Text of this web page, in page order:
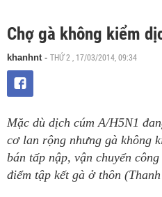
Chợ gà không kiểm
khanhnt- THỨ 2 , 17/03/2014, 09:34
Mặc dù dịch cúm A/H5N1
cơ lan rộng nhưng gà không
bán tấp nập, vận chuyển
điểm tập kết gà ở thôn